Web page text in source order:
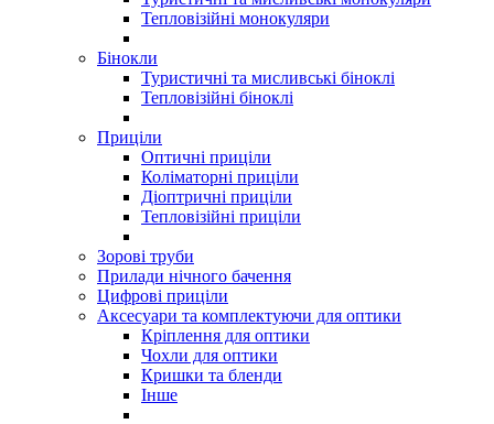
Тепловізійні монокуляри
Бінокли
Туристичні та мисливські біноклі
Тепловізійні біноклі
Приціли
Оптичні приціли
Коліматорні приціли
Діоптричні приціли
Тепловізійні приціли
Зорові труби
Прилади нічного бачення
Цифрові приціли
Аксесуари та комплектуючи для оптики
Кріплення для оптики
Чохли для оптики
Кришки та бленди
Інше